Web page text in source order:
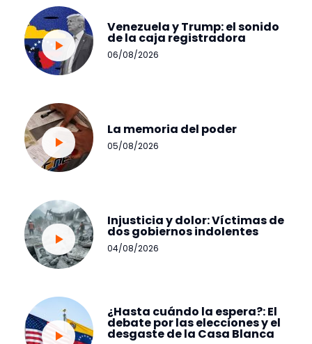
Venezuela y Trump: el sonido
de la caja registradora
06/08/2026
La memoria del poder
05/08/2026
Injusticia y dolor: Víctimas de
dos gobiernos indolentes
04/08/2026
¿Hasta cuándo la espera?: El
debate por las elecciones y el
desgaste de la Casa Blanca